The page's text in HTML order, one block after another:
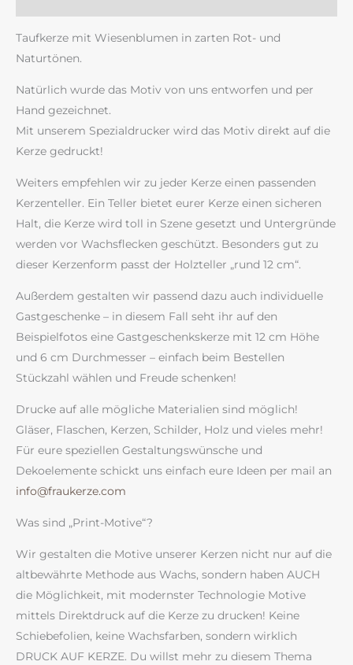
Taufkerze mit Wiesenblumen in zarten Rot- und
Naturtönen.
Natürlich wurde das Motiv von uns entworfen und per
Hand gezeichnet.
Mit unserem Spezialdrucker wird das Motiv direkt auf die
Kerze gedruckt!
Weiters empfehlen wir zu jeder Kerze einen passenden
Kerzenteller. Ein Teller bietet eurer Kerze einen sicheren
Halt, die Kerze wird toll in Szene gesetzt und Untergründe
werden vor Wachsflecken geschützt. Besonders gut zu
dieser Kerzenform passt der Holzteller „rund 12 cm“.
Außerdem gestalten wir passend dazu auch individuelle
Gastgeschenke – in diesem Fall seht ihr auf den
Beispielfotos eine Gastgeschenkskerze mit 12 cm Höhe
und 6 cm Durchmesser – einfach beim Bestellen
Stückzahl wählen und Freude schenken!
Drucke auf alle mögliche Materialien sind möglich!
Gläser, Flaschen, Kerzen, Schilder, Holz und vieles mehr!
Für eure speziellen Gestaltungswünsche und
Dekoelemente schickt uns einfach eure Ideen per mail an
info@fraukerze.com
Was sind „Print-Motive“?
Wir gestalten die Motive unserer Kerzen nicht nur auf die
altbewährte Methode aus Wachs, sondern haben AUCH
die Möglichkeit, mit modernster Technologie Motive
mittels Direktdruck auf die Kerze zu drucken! Keine
Schiebefolien, keine Wachsfarben, sondern wirklich
DRUCK AUF KERZE. Du willst mehr zu diesem Thema